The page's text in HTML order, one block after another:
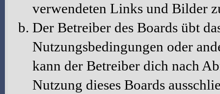
verwendeten Links und Bilder
Der Betreiber des Boards übt
Nutzungsbedingungen oder
kann der Betreiber dich nach
Nutzung dieses Boards